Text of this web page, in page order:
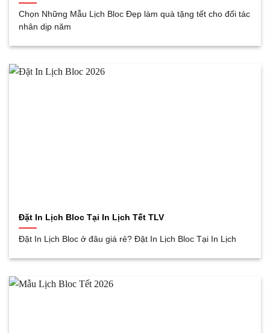
Chọn Những Mẫu Lịch Bloc Đẹp làm quà tặng tết cho đối tác
nhân dịp năm
Đặt In Lịch Bloc Tại In Lịch Tết TLV
Đặt In Lịch Bloc ở đâu giá rẻ? Đặt In Lịch Bloc Tại In Lịch